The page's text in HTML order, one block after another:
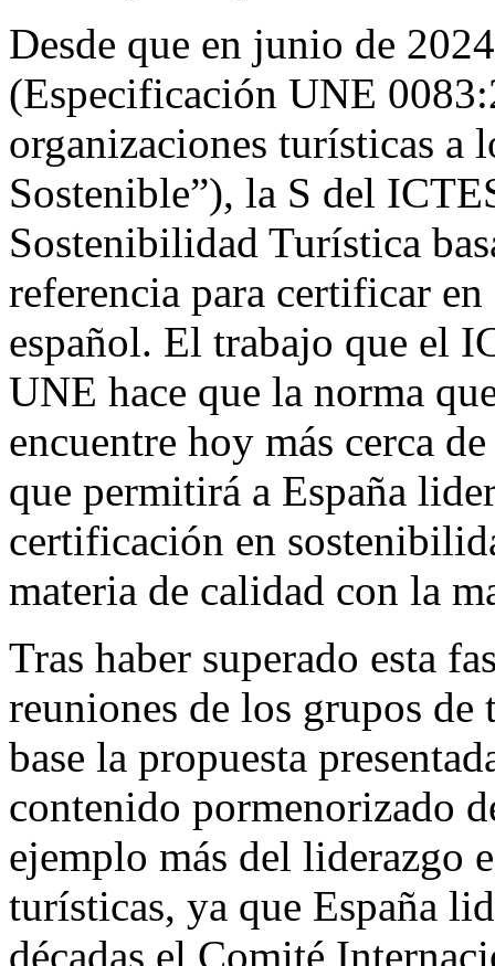
Desde que en junio de
(Especificación UNE
organizaciones turísticas a
Sostenible”), la S del
Sostenibilidad Turística
referencia para certificar
español. El trabajo que el
UNE hace que la norma
encuentre hoy más cerca
que permitirá a España
certificación en
materia de calidad con la
Tras haber superado esta
reuniones de los grupos
base la propuesta
contenido pormenorizado
ejemplo más del liderazgo
turísticas, ya que España
décadas el Comité